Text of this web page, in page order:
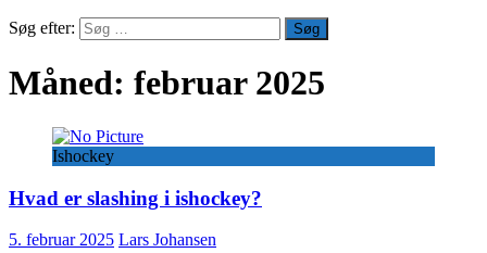
Søg efter:
Måned: februar 2025
Ishockey
Hvad er slashing i ishockey?
5. februar 2025 Lars Johansen